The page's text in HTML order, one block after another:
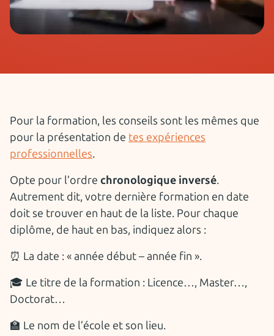
Pour la formation, les conseils sont les mêmes que
pour la présentation de tes expériences
professionnelles.
Opte pour l’ordre chronologique inversé.
Autrement dit, votre dernière formation en date
doit se trouver en haut de la liste. Pour chaque
diplôme, de haut en bas, indiquez alors :
⏰ La date : « année début – année fin ».
🎓 Le titre de la formation : Licence…, Master…,
Doctorat…
🏫 Le nom de l’école et son lieu.